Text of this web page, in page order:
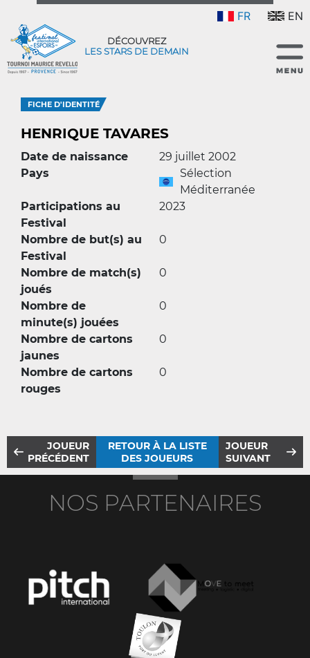
FR EN
DÉCOUVREZ
LES STARS DE DEMAIN
FICHE D'IDENTITÉ
HENRIQUE TAVARES
Date de naissance
29 juillet 2002
Pays
Sélection
Méditerranée
Participations au
Festival
2023
Nombre de but(s) au
Festival
0
Nombre de match(s)
joués
0
Nombre de
minute(s) jouées
0
Nombre de cartons
jaunes
0
Nombre de cartons
rouges
0
JOUEUR
PRÉCÉDENT
RETOUR À LA LISTE
DES JOUEURS
JOUEUR
SUIVANT
NOS PARTENAIRES